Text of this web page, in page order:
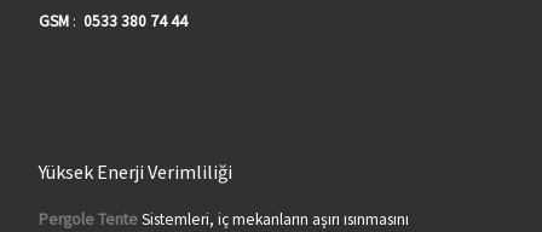
GSM: 0533 380 74 44
Yüksek Enerji Verimliliği
Pergole TenteSistemleri, iç mekanların aşırı ısınmasını